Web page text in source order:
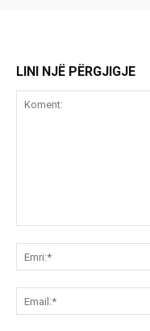
LINI NJË PËRGJIGJE